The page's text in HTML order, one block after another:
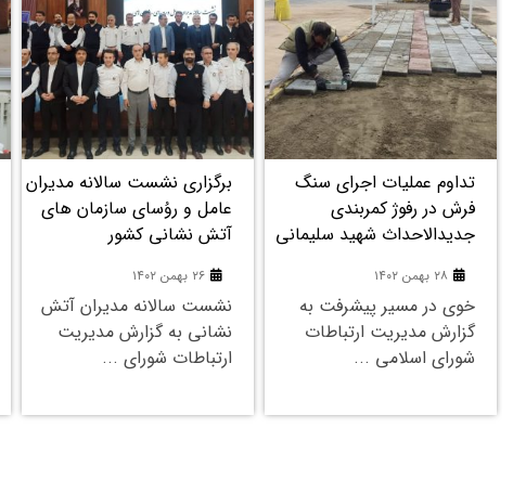
۲۶
بهمن
برگزاری نشست سالانه مدیران
عامل و روُسای سازمان های
آتش نشانی کشور
۲۶ بهمن ۱۴۰۲
نشست سالانه مدیران آتش
نشانی به گزارش مدیریت
ارتباطات شورای ...
۲۶
بهمن
دعوت رییس شورای شهر خوی
از مردم برای حضور گسترده در
انتخابات
۲۶ بهمن ۱۴۰۲
انتخابات تعیین سرنوشت
کشور است به گزارش
مدیریت ارتباطات شورای ...